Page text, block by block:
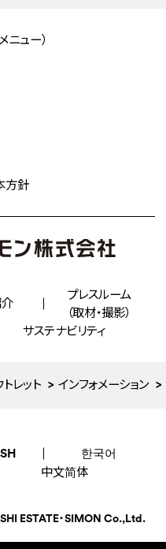
ニュー）
方針
プレスルーム
（取材・撮影）
サステナビリティ
レット インフォメーション
한국어
中文简体
ESTATE・SIMON Co.,Ltd.